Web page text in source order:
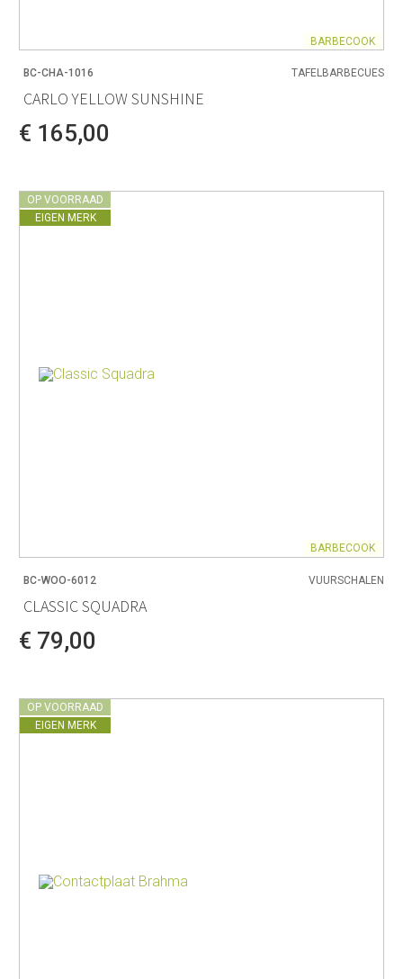
BARBECOOK
BC-CHA-1016 TAFELBARBECUES
CARLO YELLOW SUNSHINE
€ 165,00
OP VOORRAAD
EIGEN MERK
BARBECOOK
BC-WOO-6012 VUURSCHALEN
CLASSIC SQUADRA
€ 79,00
OP VOORRAAD
EIGEN MERK